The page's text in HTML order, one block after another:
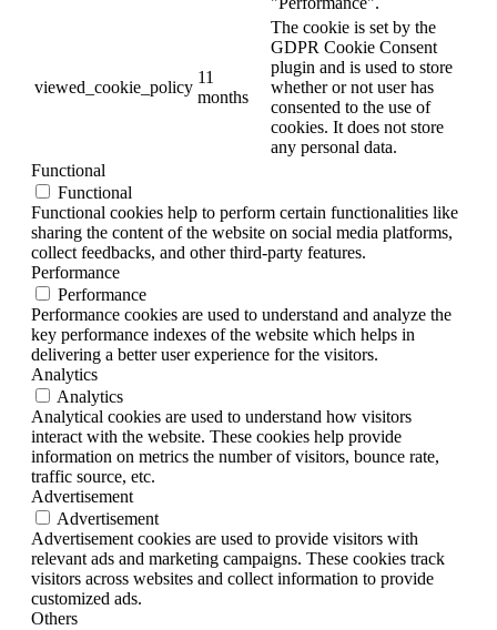
viewed_cookie_policy
11
months
The cookie is set by the
GDPR Cookie Consent
plugin and is used to store
whether or not user has
consented to the use of
cookies. It does not store
any personal data.
Functional
Functional
Functional cookies help to perform certain functionalities like
sharing the content of the website on social media platforms,
collect feedbacks, and other third-party features.
Performance
Performance
Performance cookies are used to understand and analyze the
key performance indexes of the website which helps in
delivering a better user experience for the visitors.
Analytics
Analytics
Analytical cookies are used to understand how visitors
interact with the website. These cookies help provide
information on metrics the number of visitors, bounce rate,
traffic source, etc.
Advertisement
Advertisement
Advertisement cookies are used to provide visitors with
relevant ads and marketing campaigns. These cookies track
visitors across websites and collect information to provide
customized ads.
Others